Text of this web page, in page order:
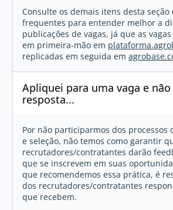
Consulte os demais itens desta seção
frequentes para entender melhor a
publicações de vagas, já que as
em primeira-mão em
replicadas em seguida em
Apliquei para uma vaga e
resposta...
Por não participarmos dos processos
e seleção, não temos como garantir
recrutadores/contratantes darão
que se inscrevem em suas
que recomendemos essa prática, é
dos recrutadores/contratantes
que recebem.